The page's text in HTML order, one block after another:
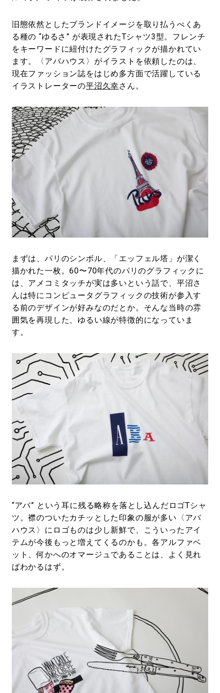
旧態依然としたブランドイメージを取り払うべくあ
る種の “ゆるさ” が表現されたTシャツ3型。フレンチ
をキーワードに紐付けたグラフィックが描かれてい
ます。〈アバハウス〉がイラストを依頼したのは、
現在ファッション誌をはじめ多方面で活躍している
イラストレーターの平沼久幸さん。
まずは、パリのシンボル、「エッフェル塔」が潔く
描かれた一枚。60〜70年代のパリのグラフィックに
は、アメコミタッチが実は多いという話で、平沼さ
んは特にコンピュータグラフィックの技術が参入す
る前のデザインが好みなのだとか。そんな当時の雰
囲気を再現した、ゆるい線が特徴的になっていま
す。
“アバ” という耳に残る略称を落とし込んだロゴTシャ
ツ。襟のついたカチッとした印象の服が多い〈アバ
ハウス〉にロゴものは少し新鮮で、こういったアイ
テムが今後もっと増えてくるのかも。各アルファベ
ット、何かへのオマージュであることは、よく見れ
ばわかるはず。